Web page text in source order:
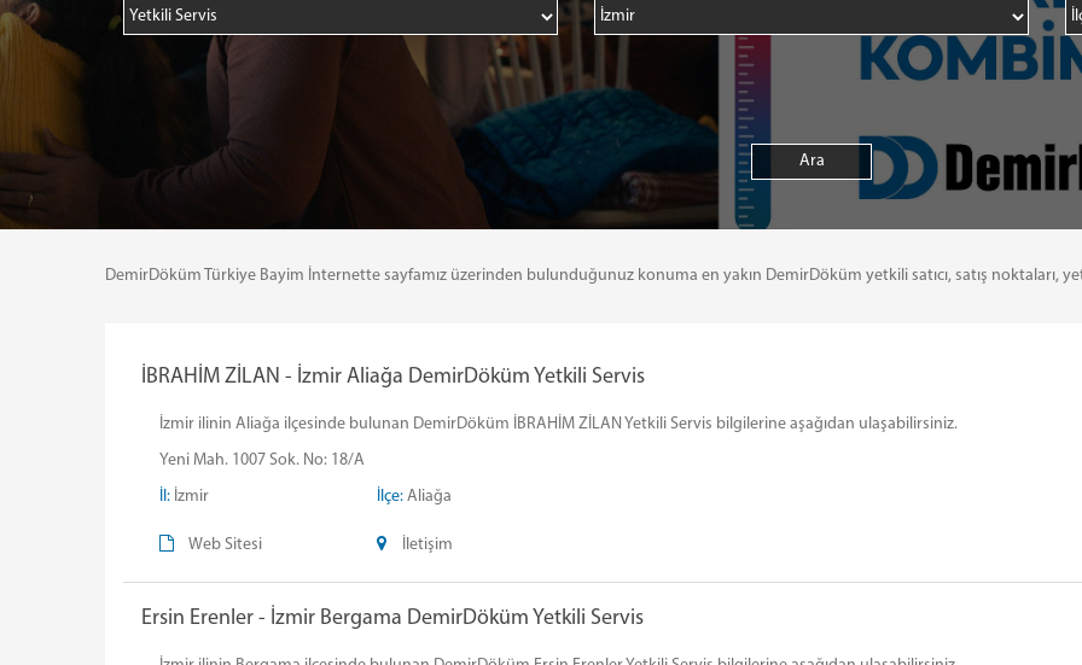
DemirDöküm Türkiye Bayim İnternette sayfamız üzerinden bulunduğunuz konuma en yakın DemirDöküm yetkili satıcı, satış noktaları,
İBRAHİM ZİLAN - İzmir Aliağa DemirDöküm Yetkili Servis
İzmir ilinin Aliağa ilçesinde bulunan DemirDöküm İBRAHİM ZİLAN Yetkili Servis bilgilerine aşağıdan ulaşabilirsiniz.
Yeni Mah. 1007 Sok. No: 18/A
İl: İzmir İlçe: Aliağa
Web Sitesi İletişim
Ersin Erenler - İzmir Bergama DemirDöküm Yetkili Servis